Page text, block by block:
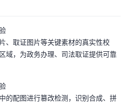
、取证图片等关键素材的真实性校
域，为政务办理、司法取证提供可靠
的配图进行篡改检测，识别合成、拼